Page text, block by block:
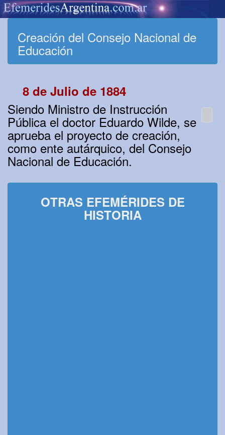
Creación del Consejo Nacional de
Educación
8 de Julio de 1884
Siendo Ministro de Instrucción
Pública el doctor Eduardo Wilde, se
aprueba el proyecto de creación,
como ente autárquico, del Consejo
Nacional de Educación.
OTRAS EFEMÉRIDES DE
HISTORIA